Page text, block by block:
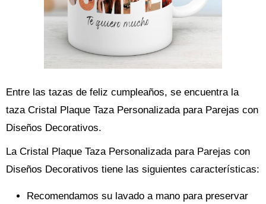
Entre las tazas de feliz cumpleaños, se encuentra la
taza Cristal Plaque Taza Personalizada para Parejas con
Diseños Decorativos.
La Cristal Plaque Taza Personalizada para Parejas con
Diseños Decorativos tiene las siguientes características:
Recomendamos su lavado a mano para preservar